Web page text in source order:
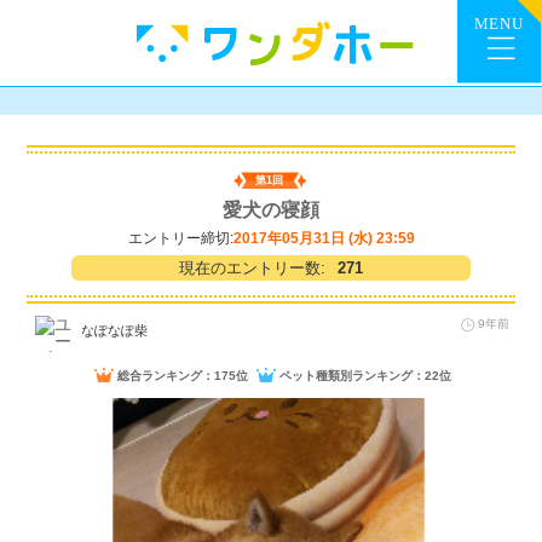
第1回
愛犬の寝顔
エントリー締切:2017年05月31日 (水) 23:59
現在のエントリー数: 271
なぽなぽ柴 9年前
総合ランキング：175位 ペット種類別ランキング：22位